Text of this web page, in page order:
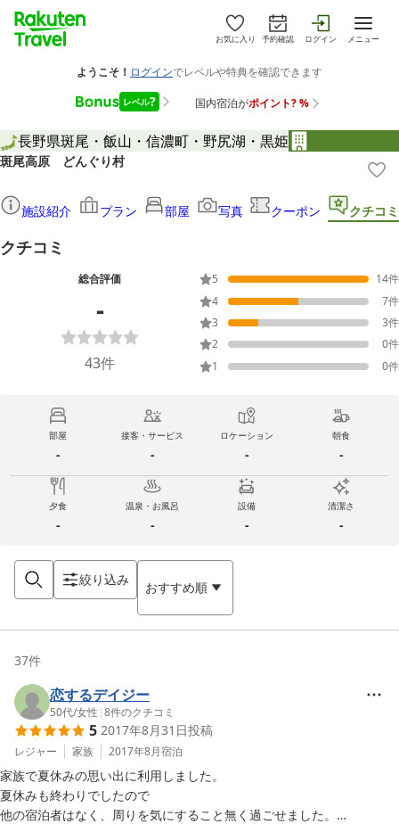
お気に入り 予約確認 ログイン メニュー
長野県斑尾・飯山・信濃町・野尻湖・黒姫
斑尾高原 どんぐり村
施設紹介 プラン 部屋 写真 クーポン クチコミ
クチコミ
総合評価
-
43件
5 14件
4
7件
3
3件
2
0件
1
0件
部屋
-
接客・サービス
-
ロケーション
-
朝食
-
夕食
-
温泉・お風呂
-
設備
-
清潔さ
-
絞り込み おすすめ順
37件
恋するデイジー
50代/女性 |8件のクチコミ
5 2017年8月31日投稿
レジャー 家族 2017年8月宿泊
家族で夏休みの思い出に利用しました。
夏休みも終わりでしたので
他の宿泊者はなく、周りを気にすること無く過ごせました。